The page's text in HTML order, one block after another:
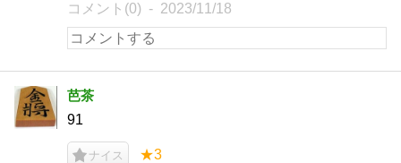
コメント(0) 2023/11/18
芭茶
91
ナイス ★3